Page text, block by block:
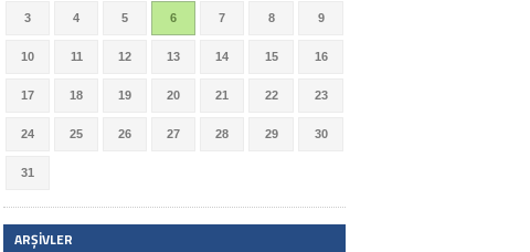
3 4 5 6 7 8 9
10 11 12 13 14 15 16
17 18 19 20 21 22 23
24 25 26 27 28 29 30
31
ARŞIVLER